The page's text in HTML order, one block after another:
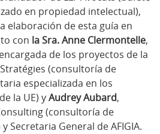
en propiedad intelectual),
elaboración de esta guía en
con la Sra. Anne Clermontelle,
de los proyectos de la
(consultoría de
especializada en los
la UE) yAudrey Aubard,
(consultoría de
Secretaria General de AFIGIA.